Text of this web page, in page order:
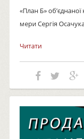
«План Б» об’єднаної
мери Сергія
Читати